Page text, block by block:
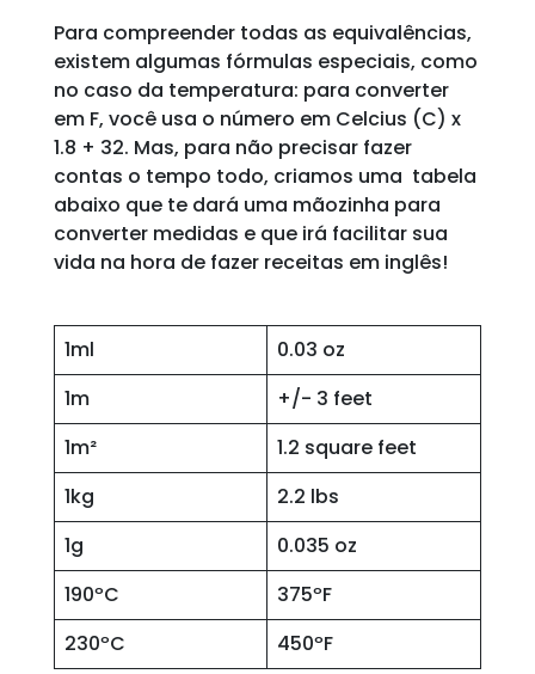
Para compreender todas as equivalências,
existem algumas fórmulas especiais, como
no caso da temperatura: para converter
em F, você usa o número em Celcius (C) x
1.8 + 32. Mas, para não precisar fazer
contas o tempo todo, criamos uma tabela
abaixo que te dará uma mãozinha para
converter medidas e que irá facilitar sua
vida na hora de fazer receitas em inglês!
1ml
0.03 oz
1m
+/- 3 feet
1m²
1.2 square feet
1kg
2.2 lbs
1g
0.035 oz
190ºC
375ºF
230ºC
450ºF